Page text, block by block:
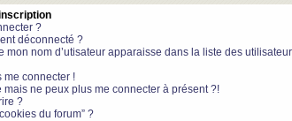
?
déconnecté ?
mon nom d’utisateur apparaisse dans la liste des
me connecter !
ne peux plus me connecter à présent ?!
?
du forum” ?